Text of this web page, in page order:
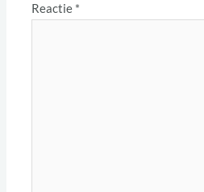
Reactie *